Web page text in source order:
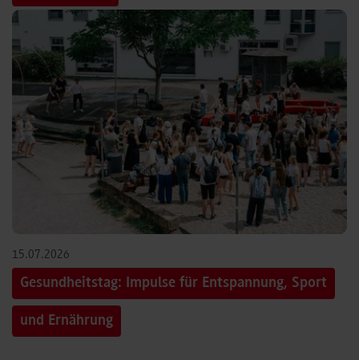
15.07.2026
Gesundheitstag: Impulse für Entspannung, Sport
und Ernährung